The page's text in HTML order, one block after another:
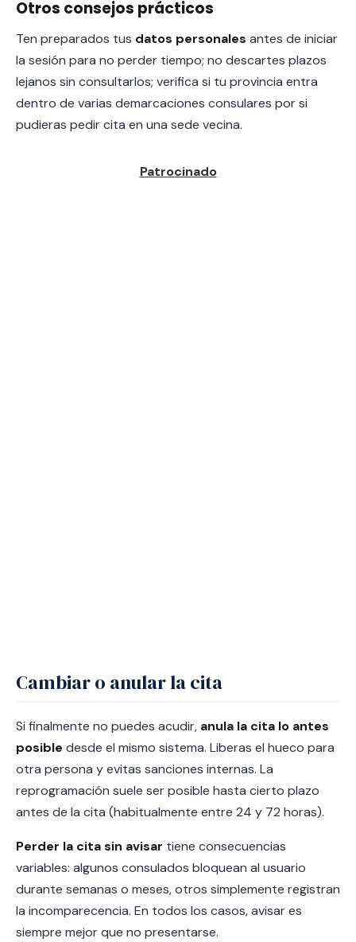
Otros consejos prácticos
Ten preparados tus datos personales antes de iniciar
la sesión para no perder tiempo; no descartes plazos
lejanos sin consultarlos; verifica si tu provincia entra
dentro de varias demarcaciones consulares por si
pudieras pedir cita en una sede vecina.
Cambiar o anular la cita
Si finalmente no puedes acudir, anula la cita lo antes
posible desde el mismo sistema. Liberas el hueco para
otra persona y evitas sanciones internas. La
reprogramación suele ser posible hasta cierto plazo
antes de la cita (habitualmente entre 24 y 72 horas).
Perder la cita sin avisar tiene consecuencias
variables: algunos consulados bloquean al usuario
durante semanas o meses, otros simplemente registran
la incomparecencia. En todos los casos, avisar es
siempre mejor que no presentarse.